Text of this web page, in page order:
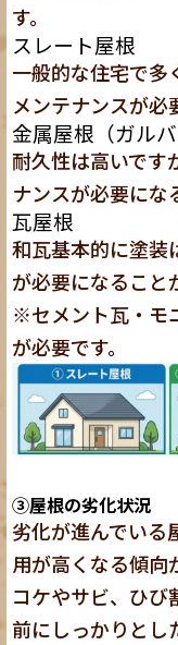
す。
スレート屋根
一般的な住宅で多
メンテナンスが必
金属屋根（ガル
耐久性は高いです
ナンスが必要にな
瓦屋根
和瓦基本的に塗装
が必要になること
※セメント瓦・モ
が必要です。
③屋根の劣化状況
劣化が進んでいる
用が高くなる傾向
コケやサビ、ひ
前にしっかりとし